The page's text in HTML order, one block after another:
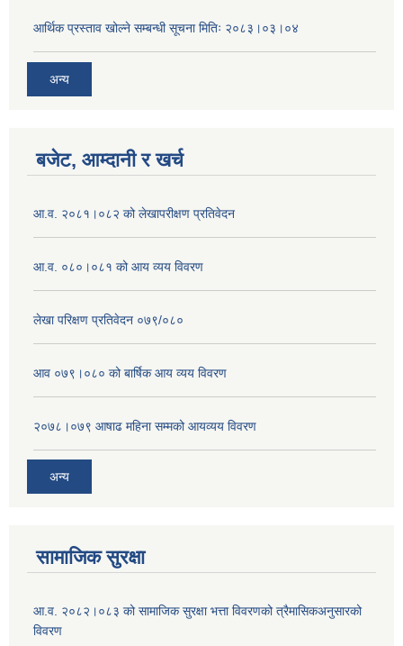
आर्थिक प्रस्ताव खोल्ने सम्बन्धी सूचना मितिः २०८३।०३।०४
अन्य
बजेट, आम्दानी र खर्च
आ.व. २०८१।०८२ को लेखापरीक्षण प्रतिवेदन
आ.व. ०८०।०८१ को आय व्यय विवरण
लेखा परिक्षण प्रतिवेदन ०७९/०८०
आव ०७९।०८० को बार्षिक आय व्यय विवरण
२०७८।०७९ आषाढ महिना सम्मको आयव्यय विवरण
अन्य
सामाजिक सुरक्षा
आ.व. २०८२।०८३ को सामाजिक सुरक्षा भत्ता विवरणको त्रैमासिकअनुसारको
विवरण